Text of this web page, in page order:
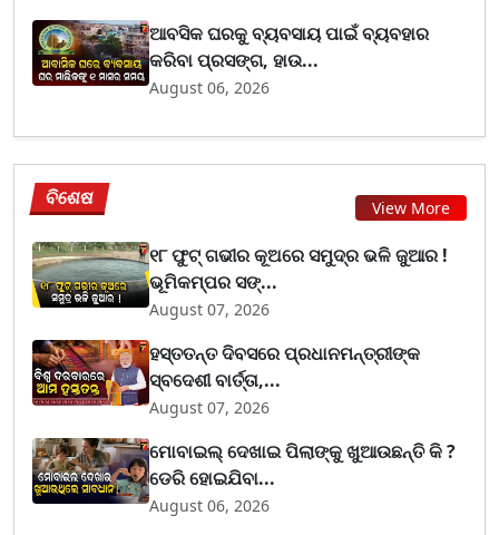
ଆବସିକ ଘରକୁ ବ୍ୟବସାୟ ପାଇଁ ବ୍ୟବହାର
କରିବା ପ୍ରସଙ୍ଗ, ହାଉ...
August 06, 2026
ବିଶେଷ View More
୧୮ ଫୁଟ୍ ଗଭୀର କୂଅରେ ସମୁଦ୍ର ଭଳି ଜୁଆର !
ଭୂମିକମ୍ପର ସଙ୍...
August 07, 2026
ହସ୍ତତନ୍ତ ଦିବସରେ ପ୍ରଧାନମନ୍ତ୍ରୀଙ୍କ
ସ୍ବଦେଶୀ ବାର୍ତ୍ତା,...
August 07, 2026
ମୋବାଇଲ୍ ଦେଖାଇ ପିଲାଙ୍କୁ ଖୁଆଉଛନ୍ତି କି ?
ଡେରି ହୋଇଯିବା...
August 06, 2026